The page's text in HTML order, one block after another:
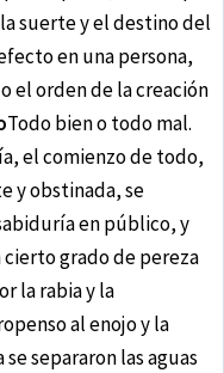
suerte y el destino del
en una persona,
el orden de la creación
Todo bien o todo mal.
el comienzo de todo,
y obstinada, se
en público, y
cierto grado de pereza
la rabia y la
al enojo y la
separaron las aguas